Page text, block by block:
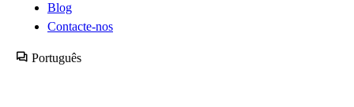
Blog
Contacte-nos
Português